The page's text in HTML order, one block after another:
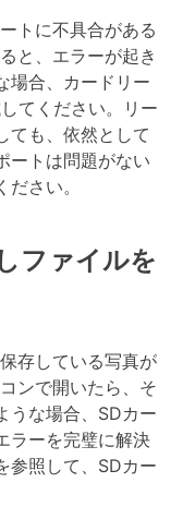
トに不具合がある
と、エラーが起き
場合、カードリー
てください。リー
ても、依然として
ートは問題がない
さい。
ファイルを
存している写真が
ンで開いたら、そ
うな場合、SDカー
ラーを完璧に解決
参照して、SDカー